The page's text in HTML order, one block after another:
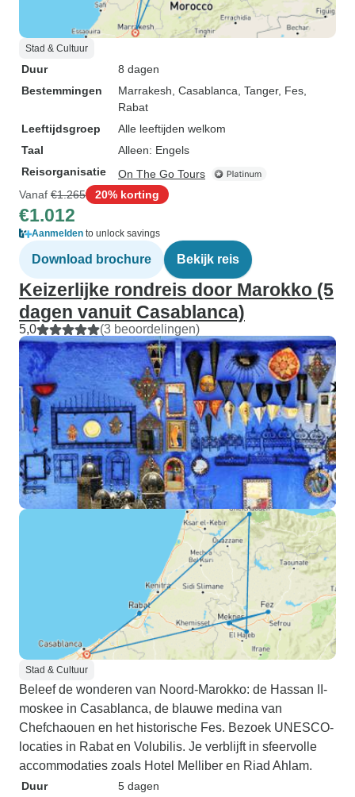
Stad & Cultuur
Duur
8 dagen
Bestemmingen
Marrakesh , Casablanca , Tanger, Fes
Rabat
Leeftijdsgroep
Alle leeftijden welkom
Taal
Alleen: Engels
Reisorganisatie
On The Go Tours
Vanaf €1.265 20% korting
€1.012
Aanmelden to unlock savings
Download brochure Bekijk reis
Keizerlijke rondreis door Marokko (5
dagen vanuit Casablanca)
5,0 (3 beoordelingen)
Stad & Cultuur
Beleef de wonderen van Noord-Marokko: de Hassan II-
moskee in Casablanca, de blauwe medina van
Chefchaouen en het historische Fes. Bezoek UNESCO-
locaties in Rabat en Volubilis. Je verblijft in sfeervolle
accommodaties zoals Hotel Melliber en Riad Ahlam.
Duur 5 dagen